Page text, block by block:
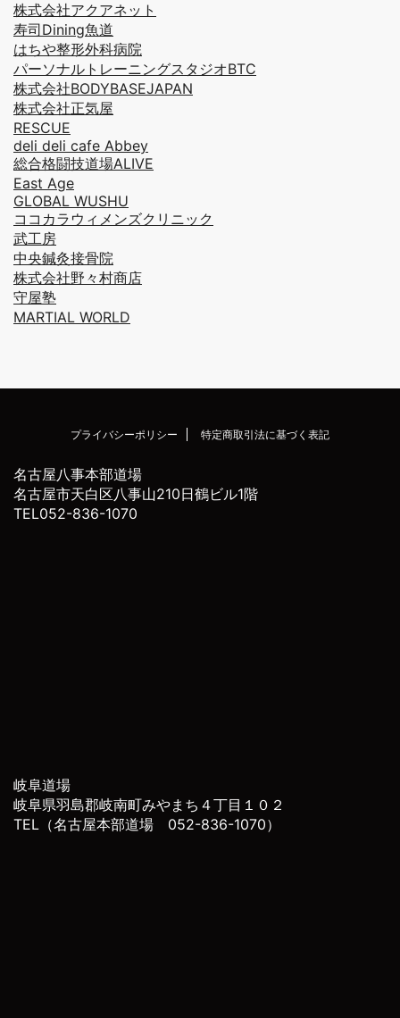
株式会社アクアネット
寿司Dining魚道
はちや整形外科病院
パーソナルトレーニングスタジオBTC
株式会社BODYBASEJAPAN
株式会社正気屋
RESCUE
deli deli cafe Abbey
総合格闘技道場ALIVE
East Age
GLOBAL WUSHU
ココカラウィメンズクリニック
武工房
中央鍼灸接骨院
株式会社野々村商店
守屋塾
MARTIAL WORLD
プライバシーポリシー 特定商取引法に基づく表記
名古屋八事本部道場
名古屋市天白区八事山210日鶴ビル1階
TEL052-836-1070
岐阜道場
岐阜県羽島郡岐南町みやまち４丁目１０２
TEL（名古屋本部道場 052-836-1070）